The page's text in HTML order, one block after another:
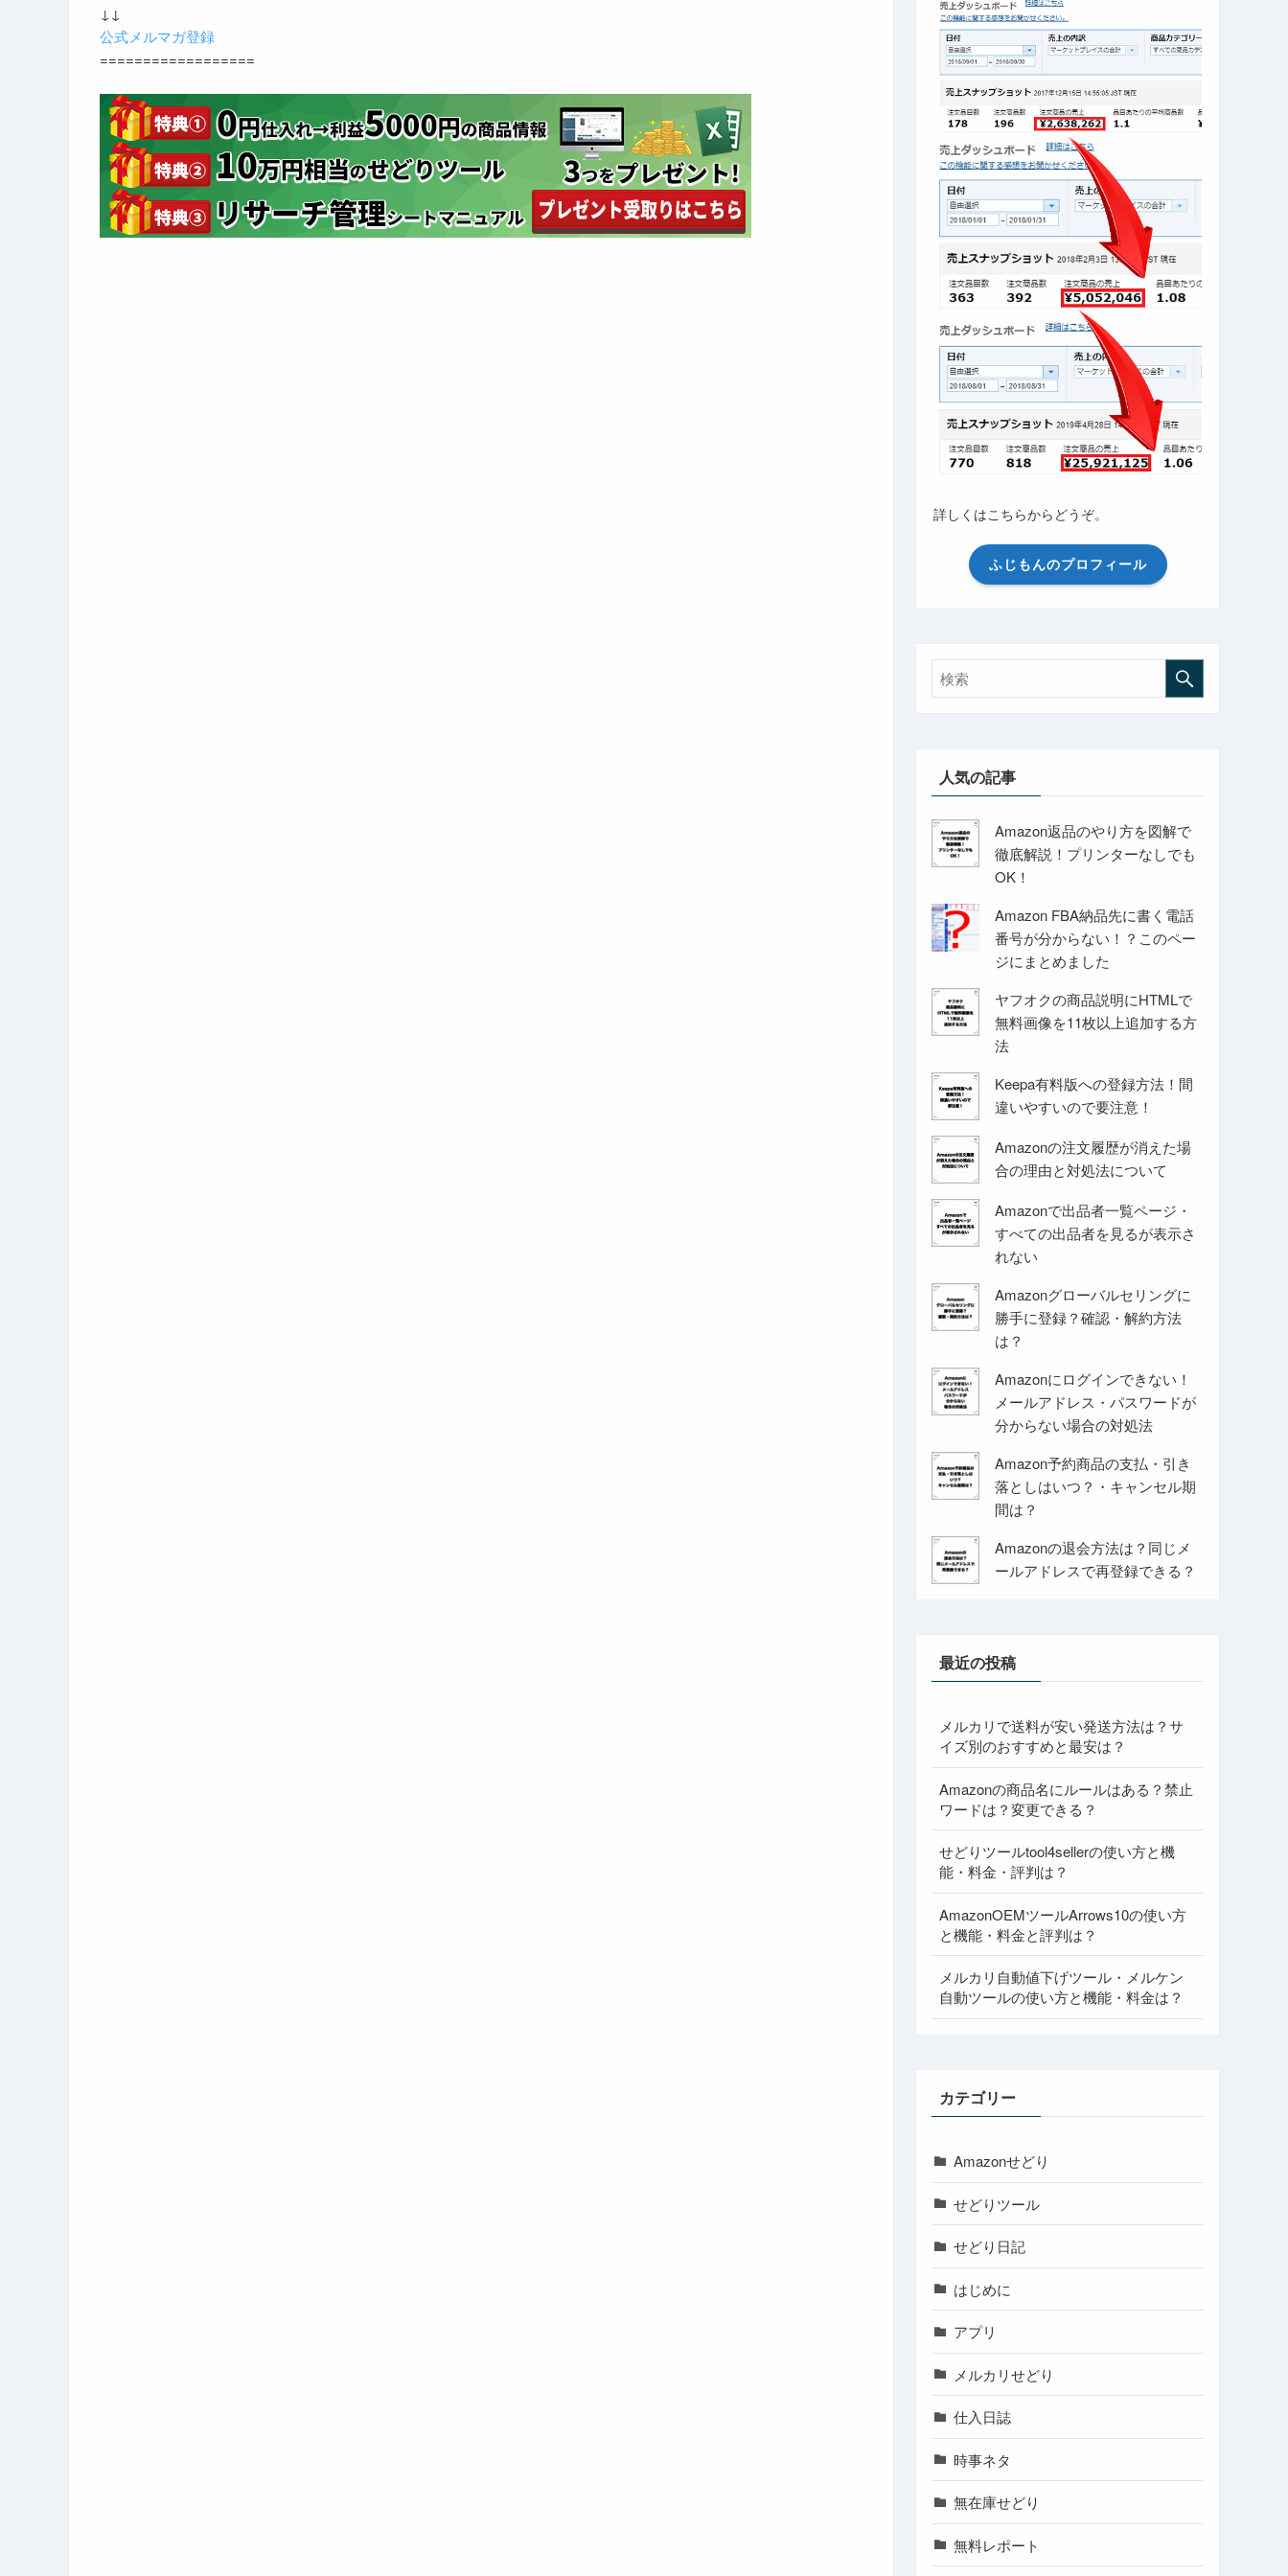
↓↓
公式メルマガ登録
==================
詳しくはこちらからどうぞ。
ふじもんのプロフィール
人気の記事
Amazon返品のやり方を図解で
徹底解説！プリンターなしでも
OK！
Amazon FBA納品先に書く電話
番号が分からない！？このペー
ジにまとめました
ヤフオクの商品説明にHTMLで
無料画像を11枚以上追加する方
法
Keepa有料版への登録方法！間
違いやすいので要注意！
Amazonの注文履歴が消えた場
合の理由と対処法について
Amazonで出品者一覧ページ・
すべての出品者を見るが表示さ
れない
Amazonグローバルセリングに
勝手に登録？確認・解約方法
は？
Amazonにログインできない！
メールアドレス・パスワードが
分からない場合の対処法
Amazon予約商品の支払・引き
落としはいつ？・キャンセル期
間は？
Amazonの退会方法は？同じメ
ールアドレスで再登録できる？
最近の投稿
メルカリで送料が安い発送方法は？サ
イズ別のおすすめと最安は？
Amazonの商品名にルールはある？禁止
ワードは？変更できる？
せどりツールtool4sellerの使い方と機
能・料金・評判は？
AmazonOEMツールArrows10の使い方
と機能・料金と評判は？
メルカリ自動値下げツール・メルケン
自動ツールの使い方と機能・料金は？
カテゴリー
Amazonせどり
せどりツール
せどり日記
はじめに
アプリ
メルカリせどり
仕入日誌
時事ネタ
無在庫せどり
無料レポート